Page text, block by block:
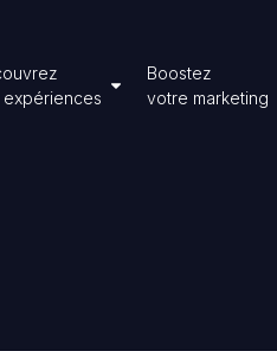
expériences
Ouvrir Découvrez
nos expériences
Boostez
votre marketing